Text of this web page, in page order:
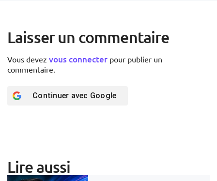
Laisser un commentaire
Vous devez vous connecter pour publier un
commentaire.
Continuer avec Google
Lire aussi